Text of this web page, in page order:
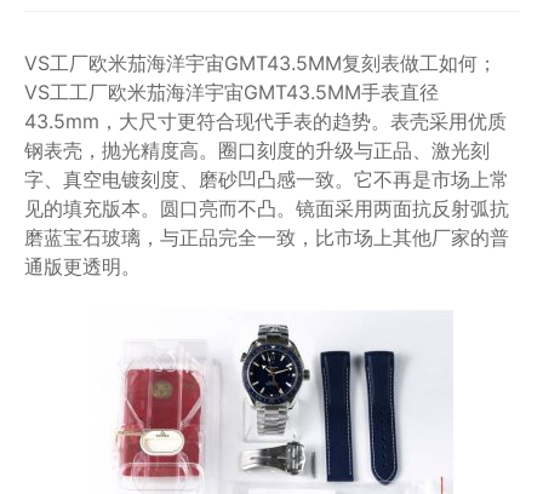
VS工厂欧米茄海洋宇宙GMT43.5MM复刻表做工如何；
VS工工厂欧米茄海洋宇宙GMT43.5MM手表直径
43.5mm，大尺寸更符合现代手表的趋势。表壳采用优质
钢表壳，抛光精度高。圈口刻度的升级与正品、激光刻
字、真空电镀刻度、磨砂凹凸感一致。它不再是市场上常
见的填充版本。圆口亮而不凸。镜面采用两面抗反射弧抗
磨蓝宝石玻璃，与正品完全一致，比市场上其他厂家的普
通版更透明。